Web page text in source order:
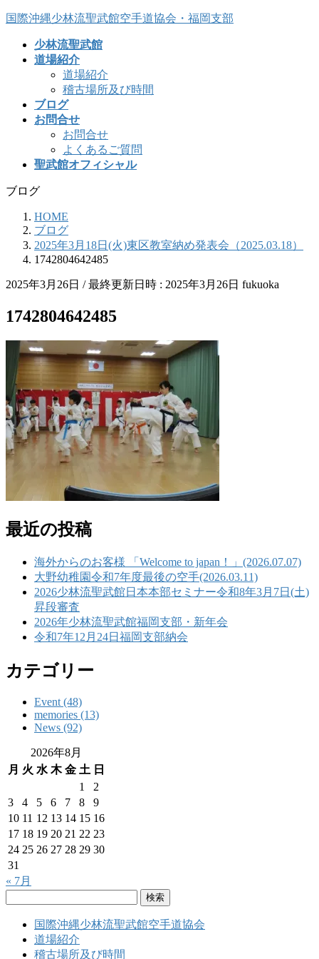
コ
ナ
国際沖縄少林流聖武館空手道協会・福岡支部
少林流聖武館
道場紹介
道場紹介
稽古場所及び時間
ブログ
お問合せ
お問合せ
よくあるご質問
聖武館オフィシャル
ブログ
HOME
ブログ
2025年3月18日(火)東区教室納め発表会（2025.03.18）
1742804642485
2025年3月26日 / 最終更新日時 : 2025年3月26日 fukuoka
1742804642485
最近の投稿
海外からのお客様 「Welcome to japan！」(2026.07.07)
大野幼稚園令和7年度最後の空手(2026.03.11)
2026少林流聖武館日本本部セミナー令和8年3月7日(土)
昇段審査
2026年少林流聖武館福岡支部・新年会
令和7年12月24日福岡支部納会
カテゴリー
Event (48)
memories (13)
News (92)
2026年8月
月 火 水 木 金 土 日
1
2
3
4 5 6 7 8
9
10 11 12 13 14 15 16
17 18 19 20 21 22 23
24 25 26 27 28 29 30
31
« 7月
国際沖縄少林流聖武館空手道協会
道場紹介
稽古場所及び時間